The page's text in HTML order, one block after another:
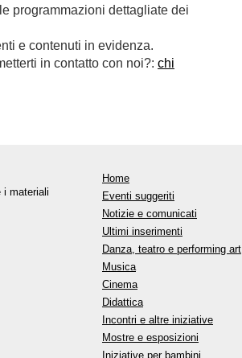
programmazioni dettagliate dei
e contenuti in evidenza.
in contatto con noi?: chi
i materiali
Home
Eventi suggeriti
Notizie e comunicati
Ultimi inserimenti
Danza, teatro e performing art
Musica
Cinema
Didattica
Incontri e altre iniziative
Mostre e esposizioni
Iniziative per bambini